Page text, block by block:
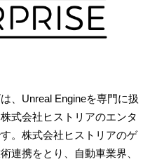
、Unreal Engineを専門に扱
式会社ヒストリアのエンタ
。株式会社ヒストリアのゲ
連携をとり、自動車業界、